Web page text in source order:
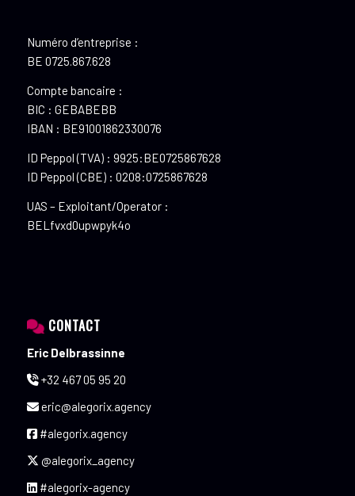
Numéro d’entreprise :
BE 0725.867.628
Compte bancaire :
BIC : GEBABEBB
IBAN : BE91001862330076
ID Peppol (TVA) : 9925:BE0725867628
ID Peppol (CBE) : 0208:0725867628
UAS – Exploitant/Operator :
BELfvxd0upwpyk4o
CONTACT
Eric Delbrassinne
+32 467 05 95 20
eric@alegorix.agency
#alegorix.agency
@alegorix_agency
#alegorix-agency